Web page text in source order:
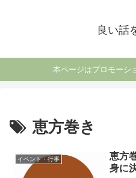
良い話
本ページはプロモーシ
恵方巻き
イベント・行事
恵方
身に